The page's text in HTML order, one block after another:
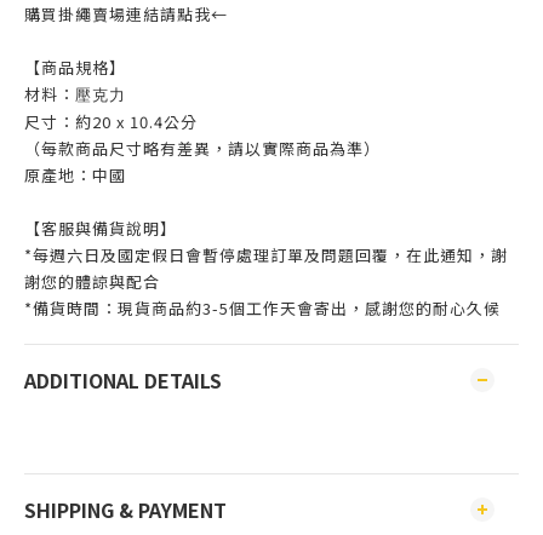
購買掛繩賣場連結請點我←
【商品規格】
材料： 壓克力
尺寸：約20 x 10.4公分
（每款商品尺寸略有差異，請以實際商品為準）
原產地：中國
【客服與備貨說明】
*每週六日及國定假日會暫停處理訂單及問題回覆，在此通知，謝
謝您的體諒與配合
*備貨時間：現貨商品約3-5個工作天會寄出，感謝您的耐心久候
ADDITIONAL DETAILS
SHIPPING & PAYMENT